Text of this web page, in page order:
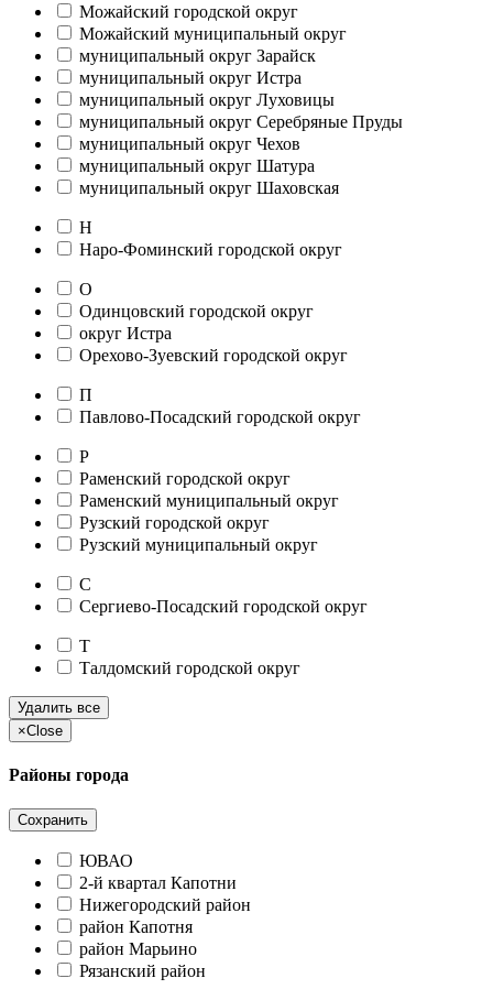
Можайский городской округ
Можайский муниципальный округ
муниципальный округ Зарайск
муниципальный округ Истра
муниципальный округ Луховицы
муниципальный округ Серебряные Пруды
муниципальный округ Чехов
муниципальный округ Шатура
муниципальный округ Шаховская
Н
Наро-Фоминский городской округ
О
Одинцовский городской округ
округ Истра
Орехово-Зуевский городской округ
П
Павлово-Посадский городской округ
Р
Раменский городской округ
Раменский муниципальный округ
Рузский городской округ
Рузский муниципальный округ
С
Сергиево-Посадский городской округ
Т
Талдомский городской округ
Удалить все
×Close
Районы города
Сохранить
ЮВАО
2-й квартал Капотни
Нижегородский район
район Капотня
район Марьино
Рязанский район